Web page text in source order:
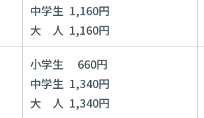
中学生 1,160円
大 人 1,160円
小学生 660円
中学生 1,340円
大 人 1,340円